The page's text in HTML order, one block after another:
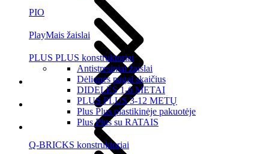
PIO
PlayMais žaislai
PLUS PLUS konstruktoriai
Antistresiniai žaislai
Dėlionės pagal skaičius
DIDELĖS 1-6 METAI
PLUS PLUS 3-12 METŲ
Plus Plus plastikinėje pakuotėje
Plus Plus su RATAIS
Q-BRICKS konstruktoriai